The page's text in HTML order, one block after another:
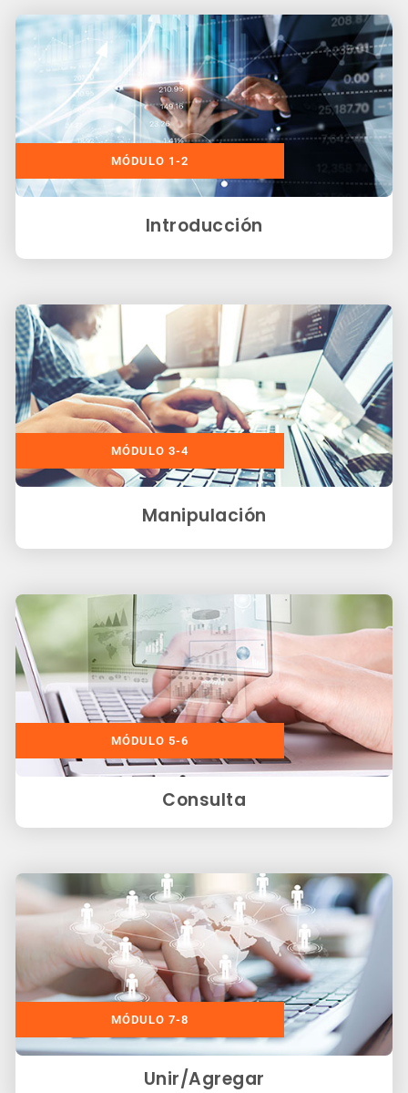
MÓDULO 1-2
Introducción
MÓDULO 3-4
Manipulación
MÓDULO 5-6
Consulta
MÓDULO 7-8
Unir/Agregar